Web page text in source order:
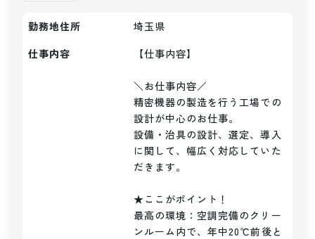
勤務地住所
埼玉県
仕事内容
【仕事内容】
＼お仕事内容／
精密機器の製造を行う工場での
設計が中心のお仕事。
設備・治具の設計、選定、導入
に関して、幅広く対応していた
だきます。
★ここがポイント！
最高の環境：空調完備のクリー
ンルーム内で、年中20℃前後と